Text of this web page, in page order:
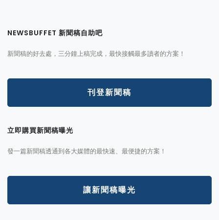
NEWSBUFFET 新聞稿自助吧
新聞稿的好去處，三分鐘上稿完成，最快接觸最多讀者的方案！
刊登新聞稿
立即購買新聞稿曝光
發一篇新聞稿透通到各大媒體的最快速、最便捷的方案！
讓新聞稿曝光